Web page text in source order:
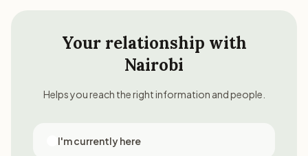
Your relationship with
Nairobi
Helps you reach the right information and people.
I'm currently here